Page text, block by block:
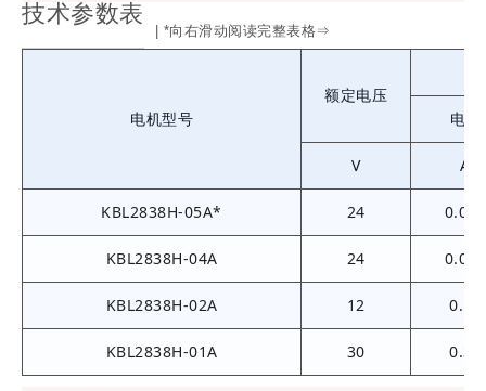
技术参数表
| *向右滑动阅读完整表格⇒
电机型号
额定电压
电流
V A
KBL2838H-05A* 24 0.064
KBL2838H-04A 24 0.085
KBL2838H-02A 12 0.11
KBL2838H-01A 30 0.31